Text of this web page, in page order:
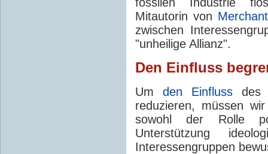
Mitautorin von
zwischen
"unheilige Allianz".
Den Einfluss
Um den Einfluss des
reduzieren, müssen
sowohl der Rolle
Unterstützung
Interessengruppen